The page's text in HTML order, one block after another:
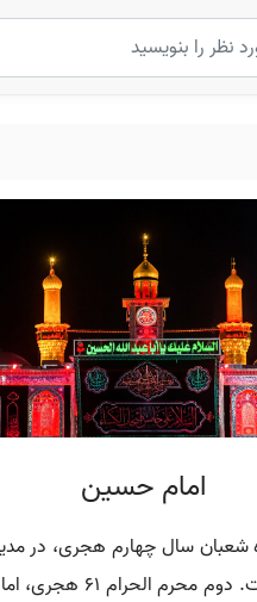
امام حسین
سال چهارم هجری، در
دینی شناخته می‌شود